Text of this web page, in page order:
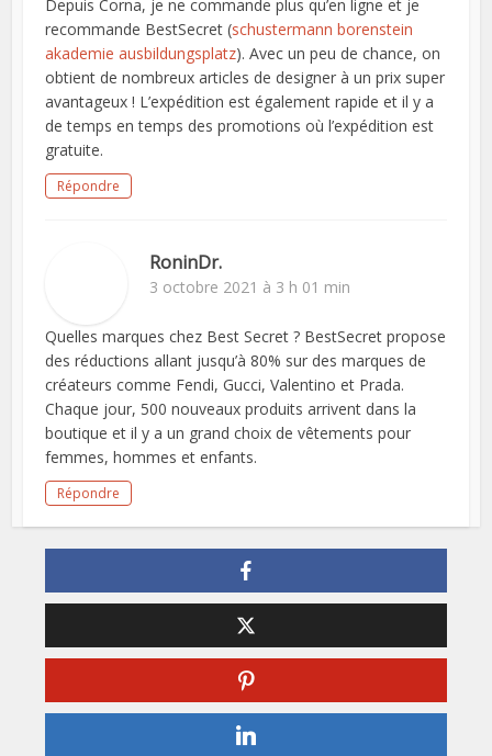
Depuis Corna, je ne commande plus qu’en ligne et je
recommande BestSecret (schustermann borenstein
akademie ausbildungsplatz). Avec un peu de chance, on
obtient de nombreux articles de designer à un prix super
avantageux ! L’expédition est également rapide et il y a
de temps en temps des promotions où l’expédition est
gratuite.
Répondre
RoninDr.
3 octobre 2021 à 3 h 01 min
Quelles marques chez Best Secret ? BestSecret propose
des réductions allant jusqu’à 80% sur des marques de
créateurs comme Fendi, Gucci, Valentino et Prada.
Chaque jour, 500 nouveaux produits arrivent dans la
boutique et il y a un grand choix de vêtements pour
femmes, hommes et enfants.
Répondre